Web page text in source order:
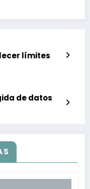
límites
de datos